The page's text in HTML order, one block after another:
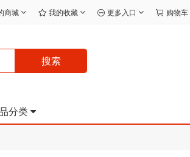
商城 我的收藏 更多入口 购物车
搜索
分类